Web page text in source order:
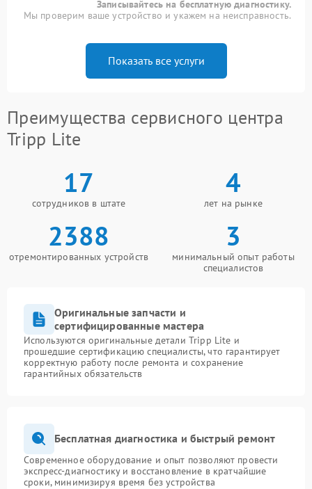
Записывайтесь на бесплатную диагностику.
Мы проверим ваше устройство и укажем на неисправность.
Показать все услуги
Преимущества сервисного центра
Tripp Lite
17
сотрудников в штате
4
лет на рынке
2388
отремонтированных устройств
3
минимальный опыт работы
специалистов
Оригинальные запчасти и
сертифицированные мастера
Используются оригинальные детали Tripp Lite и
прошедшие сертификацию специалисты, что гарантирует
корректную работу после ремонта и сохранение
гарантийных обязательств
Бесплатная диагностика и быстрый ремонт
Современное оборудование и опыт позволяют провести
экспресс-диагностику и восстановление в кратчайшие
сроки, минимизируя время без устройства